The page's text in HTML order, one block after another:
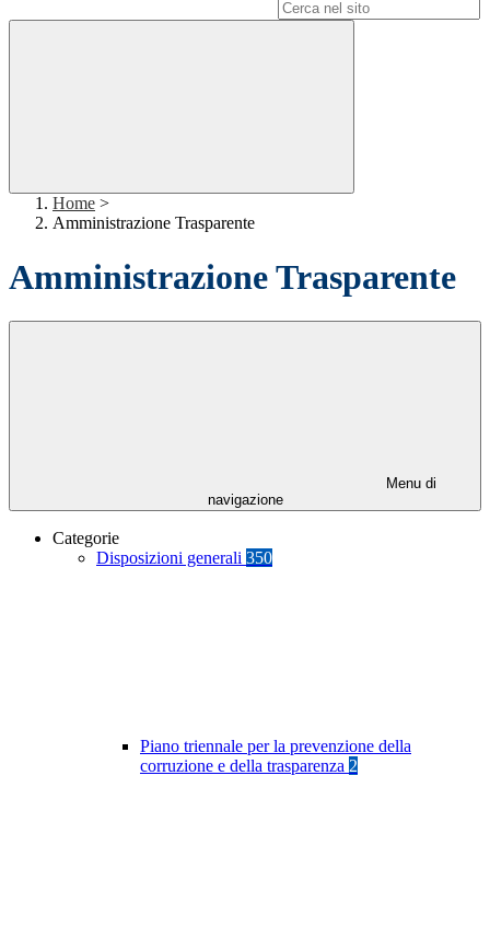
Home >
Amministrazione Trasparente
Amministrazione Trasparente
Menu di
navigazione
Categorie
Disposizioni generali 350
Piano triennale per la prevenzione della
corruzione e della trasparenza 2